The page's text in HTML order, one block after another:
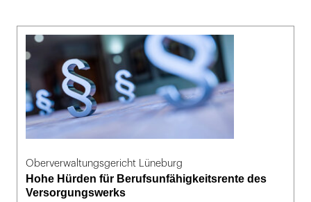
Oberverwaltungsgericht Lüneburg
Hohe Hürden für Berufsunfähigkeitsrente des
Versorgungswerks